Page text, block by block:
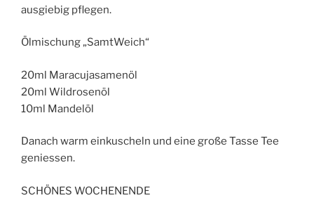
ausgiebig pflegen.
Ölmischung „SamtWeich“
20ml Maracujasamenöl
20ml Wildrosenöl
10ml Mandelöl
Danach warm einkuscheln und eine große Tasse Tee
geniessen.
SCHÖNES WOCHENENDE